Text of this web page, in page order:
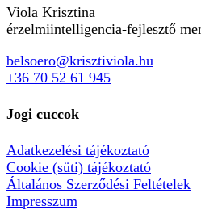
Viola Krisztina
érzelmiintelligencia-fejlesztő
belsoero@krisztiviola.hu
+36 70 52 61 945
Jogi cuccok
Adatkezelési tájékoztató
Cookie (süti) tájékoztató
Általános Szerződési Feltételek
Impresszum